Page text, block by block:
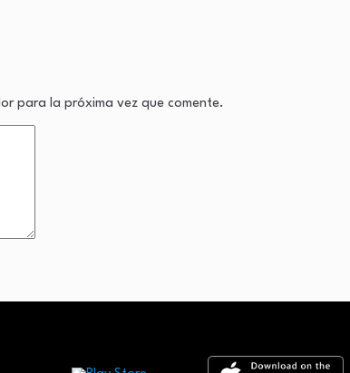
para la próxima vez que comente.